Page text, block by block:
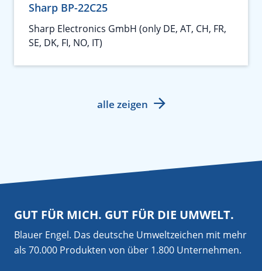
Sharp BP-22C25
Sharp Electronics GmbH (only DE, AT, CH, FR,
SE, DK, FI, NO, IT)
alle zeigen
GUT FÜR MICH. GUT FÜR DIE UMWELT.
Blauer Engel. Das deutsche Umweltzeichen mit mehr
als 70.000 Produkten von über 1.800 Unternehmen.